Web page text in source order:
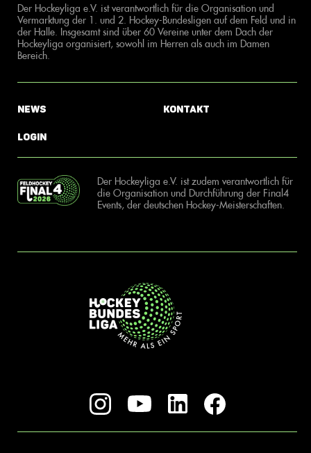
Der Hockeyliga e.V. ist verantwortlich für die Organisation und
Vermarktung der 1. und 2. Hockey-Bundesligen auf dem Feld und in
der Halle. Insgesamt sind über 60 Vereine unter dem Dach der
Hockeyliga organisiert, sowohl im Herren als auch im Damen
Bereich.
News
Login
Kontakt
Der Hockeyliga e.V. ist zudem verantwortlich für
die Organisation und Durchführung der Final4
Events, der deutschen Hockey-Meisterschaften.